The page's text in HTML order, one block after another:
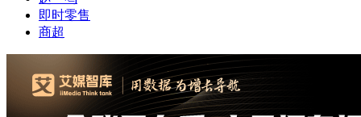
即时零售
商超